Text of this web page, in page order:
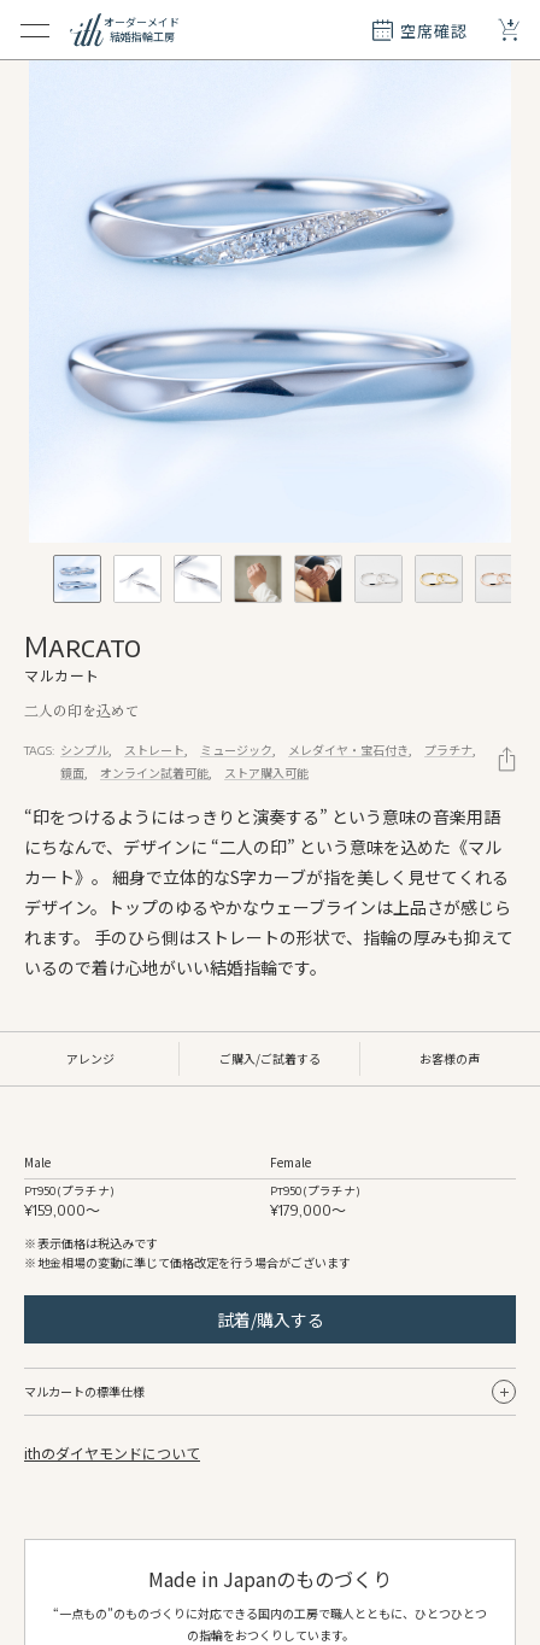
オーダーメイド
結婚指輪工房
空席確認 +
マルカート
Marcato
二人の印を込めて
TAGS: シンプル ストレート ミュージック メレダイヤ・宝石付き
プラチナ
鏡面
オンライン試着可能 ストア購入可能
“印をつけるようにはっきりと演奏する” という意味の音楽用語
にちなんで、デザインに “二人の印” という意味を込めた《マル
カート》。 細身で立体的なS字カーブが指を美しく見せてくれる
デザイン。トップのゆるやかなウェーブラインは上品さが感じら
れます。 手のひら側はストレートの形状で、指輪の厚みも抑えて
いるので着け心地がいい結婚指輪です。
アレンジ ご購入/ご試着する お客様の声
Male Female
Pt950 (プラチナ)
¥159,000〜
Pt950 (プラチナ)
¥179,000〜
表示価格は税込みです
地金相場の変動に準じて価格改定を行う場合がございます
試着/購入する
マルカートの標準仕様
Male
鏡面
鏡面
リング形状
甲丸
甲丸
ithのダイヤモンドについて
Made in Japanのものづくり
“一点もの”のものづくりに対応できる国内の工房で職人とともに、ひとつひとつ
の指輪をおつくりしています。